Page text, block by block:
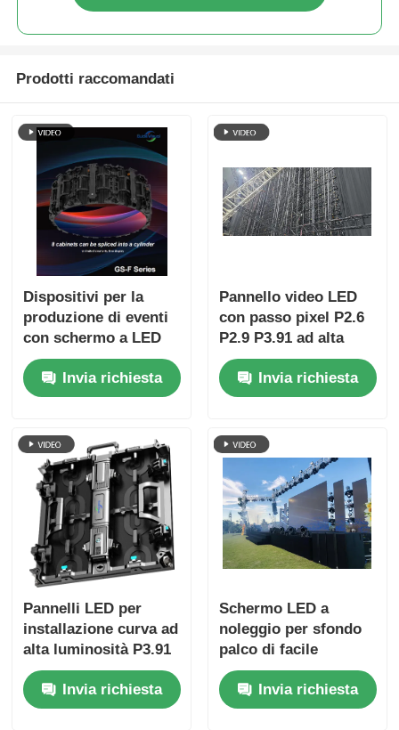
Prodotti raccomandati
Dispositivi per la
produzione di eventi
con schermo a LED
curvo
Invia richiesta
Pannello video LED
con passo pixel P2.6
P2.9 P3.91 ad alta
frequenza di
aggiornamento per
chiese ed eventi
Invia richiesta
Pannelli LED per
installazione curva ad
alta luminosità P3.91
per esterni | Schermo
LED portatile e parete
LED per eventi
Invia richiesta
Schermo LED a
noleggio per sfondo
palco di facile
installazione, alta
luminosità HD P2.9
P3.91 P4, grande
Invia richiesta